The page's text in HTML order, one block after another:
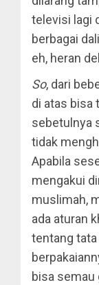
televisi lagi
berbagai
eh, heran
So, dari
di atas bisa
sebetulnya
tidak
Apabila
mengakui
muslimah,
ada aturan
tentang tata
bisa semau